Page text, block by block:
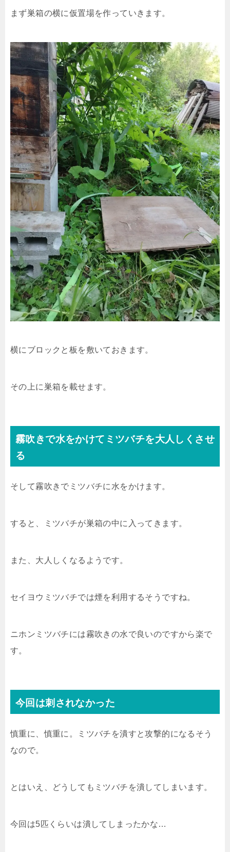
まず巣箱の横に仮置場を作っていきます。
横にブロックと板を敷いておきます。
その上に巣箱を載せます。
霧吹きで水をかけてミツバチを大人しくさせ
る
そして霧吹きでミツバチに水をかけます。
すると、ミツバチが巣箱の中に入ってきます。
また、大人しくなるようです。
セイヨウミツバチでは煙を利用するそうですね。
ニホンミツバチには霧吹きの水で良いのですから楽で
す。
今回は刺されなかった
慎重に、慎重に。ミツバチを潰すと攻撃的になるそう
なので。
とはいえ、どうしてもミツバチを潰してしまいます。
今回は5匹くらいは潰してしまったかな…